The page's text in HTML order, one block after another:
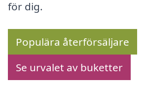
för dig.
Populära återförsäljare
Se urvalet av buketter